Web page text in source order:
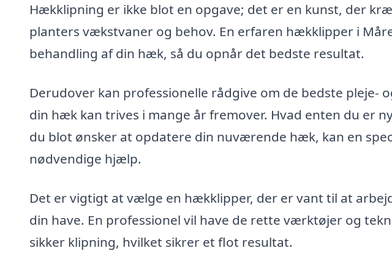
Hækklipning er ikke blot en opgave; det er en kunst, der
planters vækstvaner og behov. En erfaren hækklipper i
behandling af din hæk, så du opnår det bedste resultat.
Derudover kan professionelle rådgive om de bedste pleje-
din hæk kan trives i mange år fremover. Hvad enten du er
du blot ønsker at opdatere din nuværende hæk, kan en
nødvendige hjælp.
Det er vigtigt at vælge en hækklipper, der er vant til at
din have. En professionel vil have de rette værktøjer og
sikker klipning, hvilket sikrer et flot resultat.